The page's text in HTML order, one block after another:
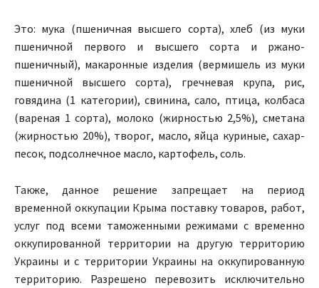
Это: мука (пшеничная высшего сорта), хлеб (из муки
пшеничной первого и высшего сорта и ржано-
пшеничный), макаронные изделия (вермишель из муки
пшеничной высшего сорта), гречневая крупа, рис,
говядина (1 категории), свинина, сало, птица, колбаса
(вареная 1 сорта), молоко (жирностью 2,5%), сметана
(жирностью 20%), творог, масло, яйца куриные, сахар-
песок, подсолнечное масло, картофель, соль.
Также, данное решение запрещает на период
временной оккупации Крыма поставку товаров, работ,
услуг под всеми таможенными режимами с временно
оккупированной территории на другую территорию
Украины и с территории Украины на оккупированную
территорию. Разрешено перевозить исключительно